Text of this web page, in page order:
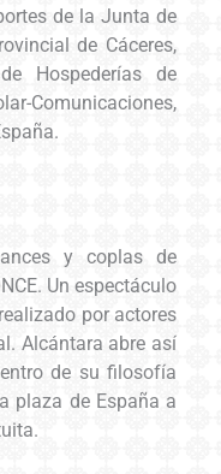
de la Junta de
de Cáceres,
Hospederías de
Comunicaciones,
y coplas de
Un espectáculo
por actores
Alcántara abre así
de su filosofía
plaza de España a